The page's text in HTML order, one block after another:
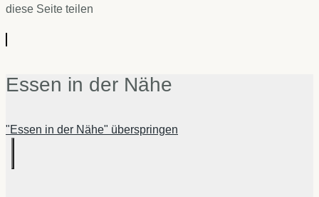
diese Seite teilen
Essen in der Nähe
"Essen in der Nähe" überspringen